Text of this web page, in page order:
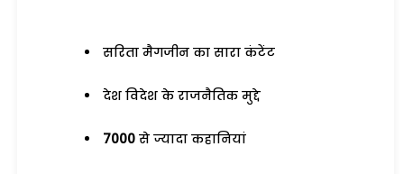
सरिता मैगजीन का सारा कंटेंट
देश विदेश के राजनैतिक मुद्दे
7000 से ज्यादा कहानियां